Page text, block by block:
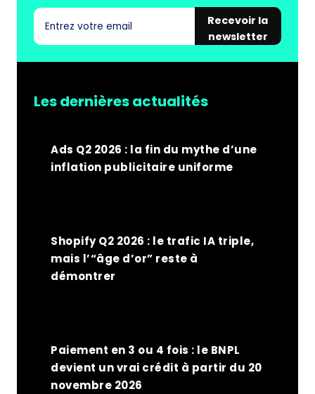
Recevoir la
newsletter
Les dernières actualités
Ads Q2 2026 : la fin du mythe d’une
inflation publicitaire uniforme
Shopify Q2 2026 : le trafic IA triple,
mais l’“âge d’or” reste à
démontrer
Paiement en 3 ou 4 fois : le BNPL
devient un vrai crédit à partir du 20
novembre 2026